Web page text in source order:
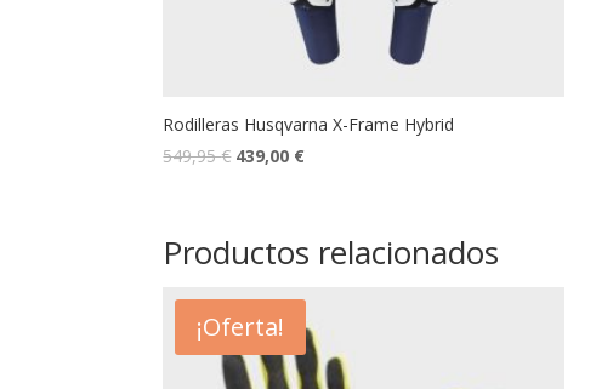
Rodilleras Husqvarna X-Frame Hybrid
549,95€ 439,00 €
Productos relacionados
¡Oferta!